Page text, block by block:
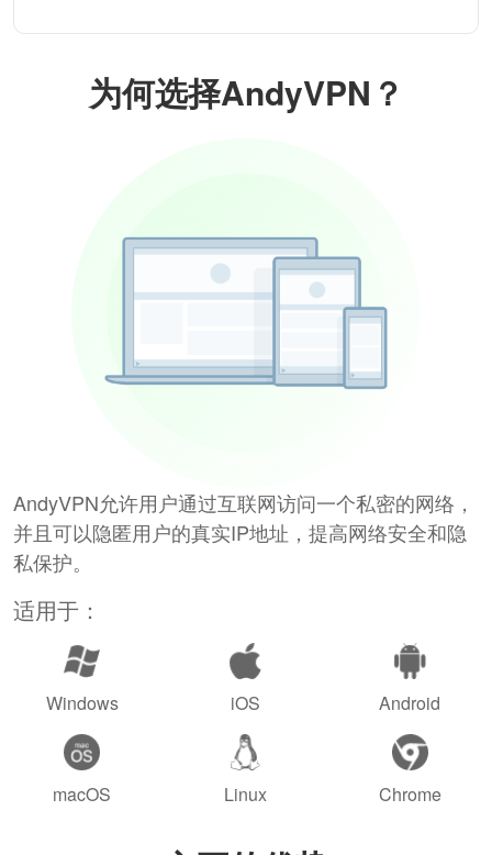
为何选择AndyVPN？
AndyVPN允许用户通过互联网访问一个私密的网络，
并且可以隐匿用户的真实IP地址，提高网络安全和隐
私保护。
适用于：
Windows iOS Android
macOS Linux Chrome